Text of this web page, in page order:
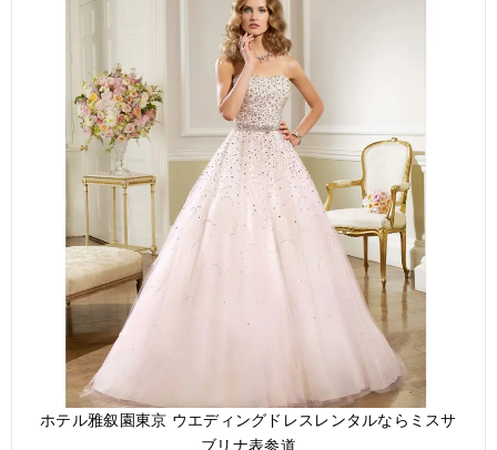
ホテル雅叙園東京 ウエディングドレスレンタルならミスサ
ブリナ表参道